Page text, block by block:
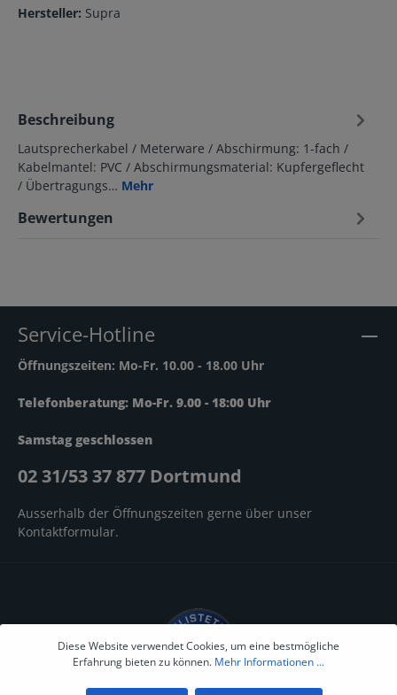
Hersteller: Supra
Beschreibung
Lautsprecherkabel / Meterware / Abschirmung: 1-fach /
Kabelmantel: PVC / Abschirmungsmaterial: Kupfergeflecht
/ Übertragungs… Mehr
Bewertungen
Service-Hotline
Öffnungszeiten: Mo-Fr. 10.00 - 18.00 Uhr
Telefonberatung: Mo-Fr. 9.00 - 18:00 Uhr
Samstag geschlossen
02 31/53 37 877 Dortmund
Ausserhalb der Öffnungszeiten gerne über unser
Kontaktformular.
Diese Website verwendet Cookies, um eine bestmögliche
Erfahrung bieten zu können. Mehr Informationen ...